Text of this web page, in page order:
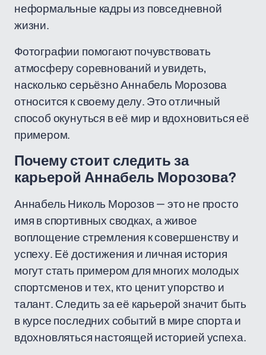
неформальные кадры из повседневной
жизни.
Фотографии помогают почувствовать
атмосферу соревнований и увидеть,
насколько серьёзно Аннабель Морозова
относится к своему делу. Это отличный
способ окунуться в её мир и вдохновиться её
примером.
Почему стоит следить за
карьерой Аннабель Морозова?
Аннабель Николь Морозов — это не просто
имя в спортивных сводках, а живое
воплощение стремления к совершенству и
успеху. Её достижения и личная история
могут стать примером для многих молодых
спортсменов и тех, кто ценит упорство и
талант. Следить за её карьерой значит быть
в курсе последних событий в мире спорта и
вдохновляться настоящей историей успеха.